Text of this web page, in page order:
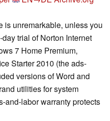
is unremarkable, unless you
trial of Norton Internet
7 Home Premium,
Starter 2010 (the ads-
versions of Word and
utilities for system
and-labor warranty protects